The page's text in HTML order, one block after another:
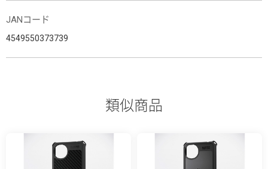
JANコード
4549550373739
類似商品